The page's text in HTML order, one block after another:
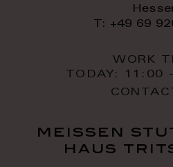
T: +49 69
WORK
TODAY:
11:00
meissen
haus